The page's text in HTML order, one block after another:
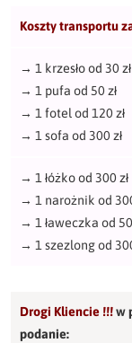
Koszty transportu
→ 1 krzesło od 30 zł
→ 1 pufa od 50 zł
→ 1 fotel od 120 zł
→ 1 sofa od 300 zł
→ 1 łóżko od 300 zł
→ 1 narożnik od
→ 1 ławeczka od 50
→ 1 szezlong od
Drogi Kliencie !!!w
podanie: